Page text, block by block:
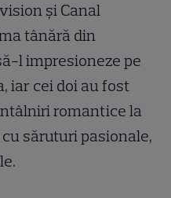
şi Canal
tânără din
l impresioneze pe
iar cei doi au fost
romantice la
săruturi pasionale,